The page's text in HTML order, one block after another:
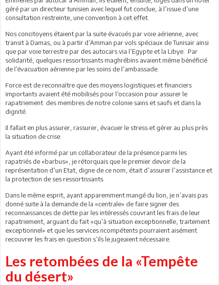
géré par un directeur tunisien avec lequel fut conclue, à l’issue d’une
consultation restreinte, une convention à cet effet.
Nos concitoyens étaient par la suite évacués par voie aérienne, avec
transit à Damas, ou à partir d’Amman par vols spéciaux de Tunisair ainsi
que par voie terrestre par des autocars via l’Egypte et la Libye. Par
solidarité, quelques ressortissants maghrébins avaient même bénéficié
de l’évacuation aérienne par les soins de l’ambassade.
Force est de reconnaître que des moyens logistiques et financiers
importants avaient été mobilisés pour l’occasion pour assurer le
rapatriement des membres de notre colonie sains et saufs et dans la
dignité.
Il fallait en plus assurer, rassurer, évacuer le stress et gérer au plus près
la situation de crise.
Ayant été informé par un collaborateur de la présence parmi les
rapatriés de «barbus», je rétorquais que le premier devoir de la
représentation d’un Etat, digne de ce nom, était d’assurer l’assistance et
la protection de ses ressortissants.
Dans le même esprit, ayant apparemment mangé du lion, je n’avais pas
donné suite à la demande de la «centrale» de faire signer des
reconnaissances de dette par les intéressés couvrant les frais de leur
rapatriement, arguant du fait «qu’à situation exceptionnelle, traitement
exceptionnel» et que les servicesncompétents pourraient aisément
recouvrer les frais en question s’ils le jugeaient nécessaire.
Les retombées de la «Tempête
du désert»